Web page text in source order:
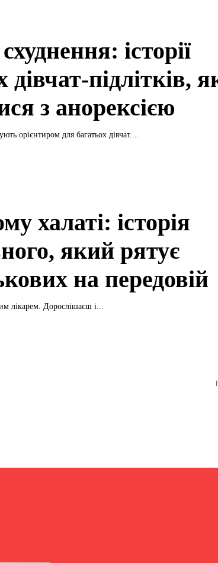
історії
підлітків,
з анорексією
орієнтиром для багатьох дівчат....
халаті: історія
який рятує
на передовій
лікарем. Дорослішаєш і...